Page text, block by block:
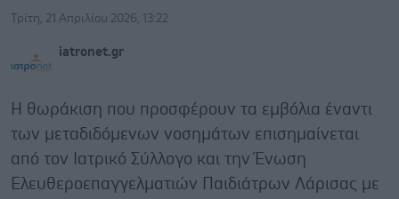
Τρίτη, 21 Απριλίου 2026, 13:22
iatronet.gr
Η θωράκιση που προσφέρουν τα εμβόλια έναντι
των μεταδιδόμενων νοσημάτων επισημαίνεται
από τον Ιατρικό Σύλλογο και την Ένωση
Ελευθεροεπαγγελματιών Παιδιάτρων Λάρισας με